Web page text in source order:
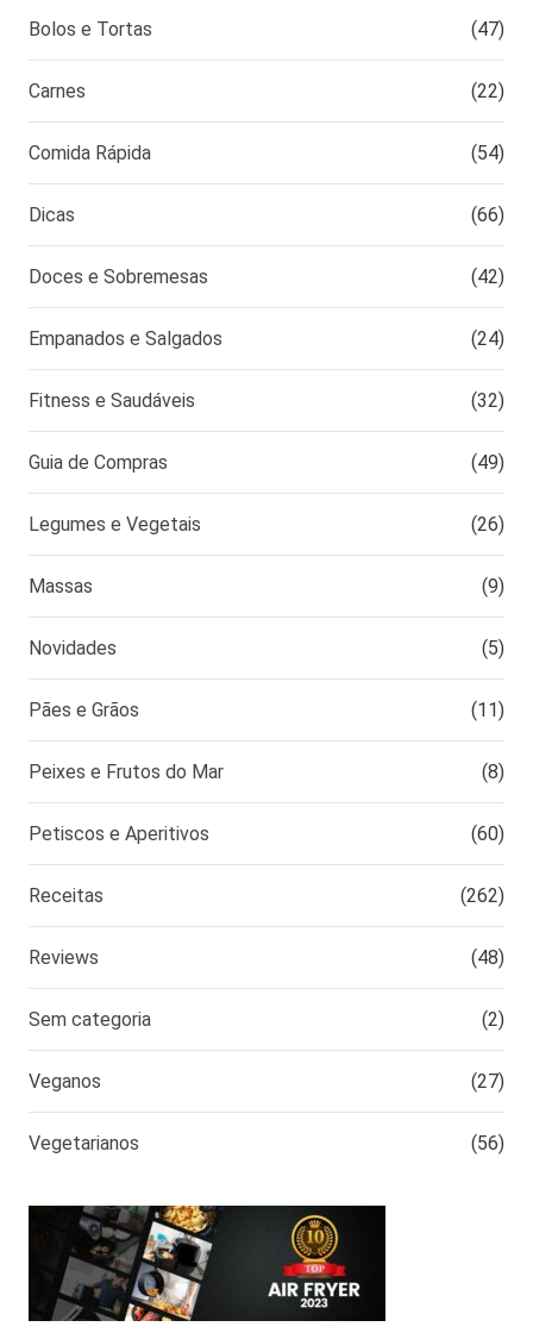
Bolos e Tortas (47)
Carnes (22)
Comida Rápida (54)
Dicas (66)
Doces e Sobremesas (42)
Empanados e Salgados (24)
Fitness e Saudáveis (32)
Guia de Compras (49)
Legumes e Vegetais (26)
Massas (9)
Novidades (5)
Pães e Grãos (11)
Peixes e Frutos do Mar (8)
Petiscos e Aperitivos (60)
Receitas (262)
Reviews (48)
Sem categoria (2)
Veganos (27)
Vegetarianos (56)